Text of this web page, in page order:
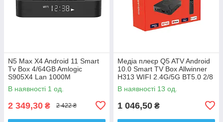
N5 Max X4 Android 11 Smart
Tv Box 4/64GB Amlogic
S905X4 Lan 1000M
В наявності 1 од.
2 349,30 ₴ 2 422 ₴
Медіа плеєр Q5 ATV Android
10.0 Smart TV Box Allwinner
H313 WIFI 2.4G/5G BT5.0 2/8
ATV голосовий пульт
В наявності 13 од.
1 046,50 ₴